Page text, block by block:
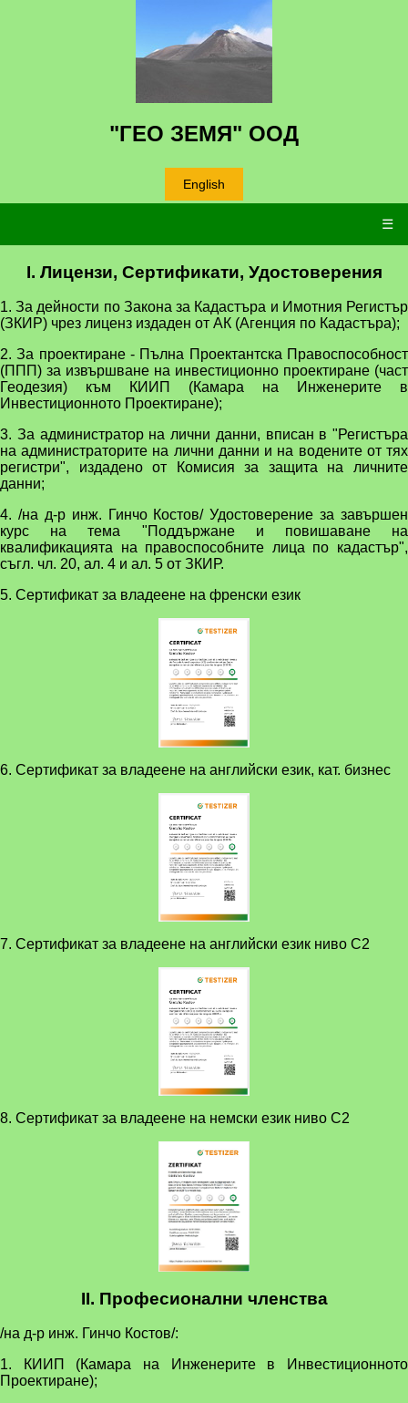
"ГЕО ЗЕМЯ" ООД
English
☰
I. Лицензи, Сертификати, Удостоверения
1. За дейности по Закона за Кадастъра и Имотния Регистър
(ЗКИР) чрез лиценз издаден от АК (Агенция по Кадастъра);
2. За проектиране - Пълна Проектантска Правоспособност
(ППП) за извършване на инвестиционно проектиране (част
Геодезия) към КИИП (Камара на Инженерите в
Инвестиционното Проектиране);
3. За администратор на лични данни, вписан в "Регистъра
на администраторите на лични данни и на водените от тях
регистри", издадено от Комисия за защита на личните
данни;
4. /на д-р инж. Гинчо Костов/ Удостоверение за завършен
курс на тема "Поддържане и повишаване на
квалификацията на правоспособните лица по кадастър",
съгл. чл. 20, ал. 4 и ал. 5 от ЗКИР.
5. Сертификат за владеене на френски език
6. Сертификат за владеене на английски език, кат. бизнес
7. Сертификат за владеене на английски език ниво C2
8. Сертификат за владеене на немски език ниво C2
II. Професионални членства
/на д-р инж. Гинчо Костов/:
1. КИИП (Камара на Инженерите в Инвестиционното
Проектиране);